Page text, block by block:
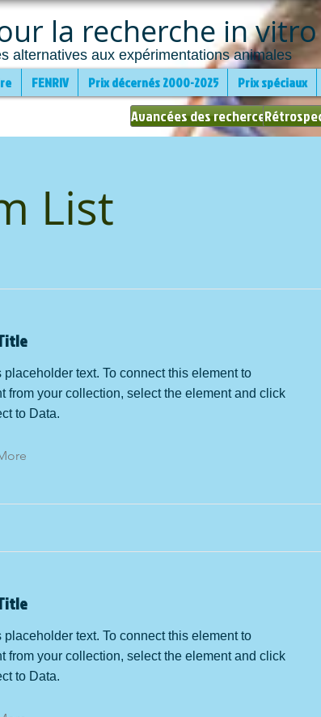
la recherche in vitro
alternatives aux expérimentations animales
FENRIV Prix décernés 2000-2025 Prix spéciaux
Avancées des recherces
List
placeholder text. To connect this element to
from your collection, select the element and click
to Data.
placeholder text. To connect this element to
from your collection, select the element and click
to Data.